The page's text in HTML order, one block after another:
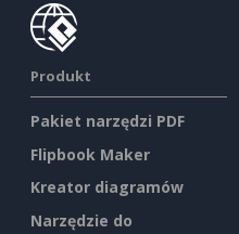
Produkt
Pakiet narzędzi PDF
Flipbook Maker
Kreator diagramów
Narzędzie do